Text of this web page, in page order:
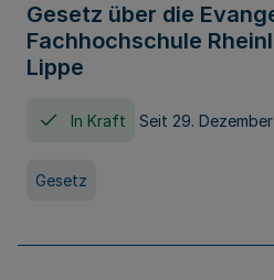
Gesetz über die
Fachhochschule
Lippe
In Kraft Seit 29.
Gesetz